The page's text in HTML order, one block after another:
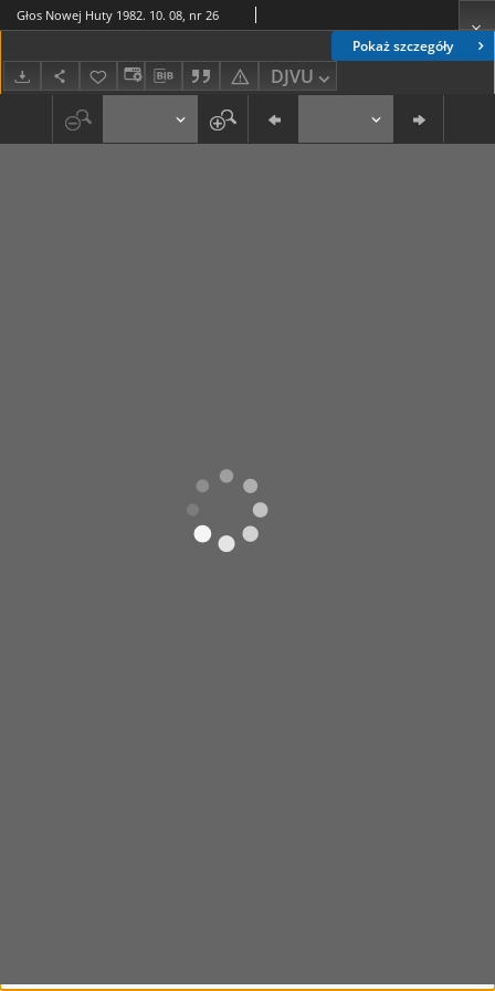
Pokaż szczegóły
DJVU
Głos Nowej Huty 1982. 10. 08, nr 26